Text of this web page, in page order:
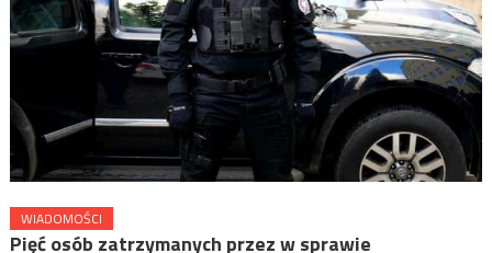
WIADOMOŚCI
Pięć osób zatrzymanych przez w sprawie